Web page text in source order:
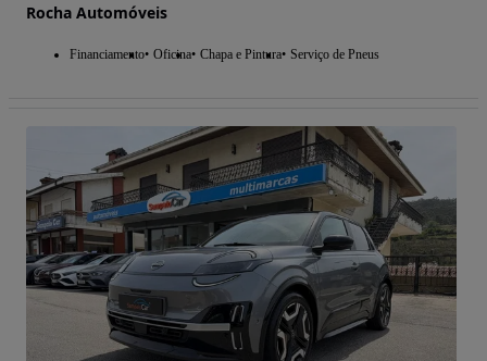
Rocha Automóveis
Financiamento Oficina Chapa e Pintura Serviço de Pneus